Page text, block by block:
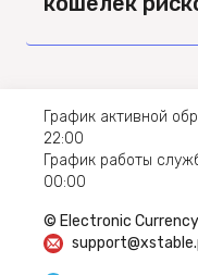
График активной
22:00
График работы
00:00
© Electronic